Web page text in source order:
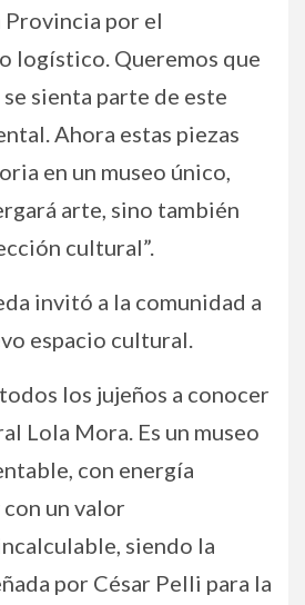
Provincia por el
logístico. Queremos que
sienta parte de este
Ahora estas piezas
en un museo único,
arte, sino también
cultural”.
invitó a la comunidad a
espacio cultural.
los jujeños a conocer
Lola Mora. Es un museo
con energía
un valor
siendo la
por César Pelli para la